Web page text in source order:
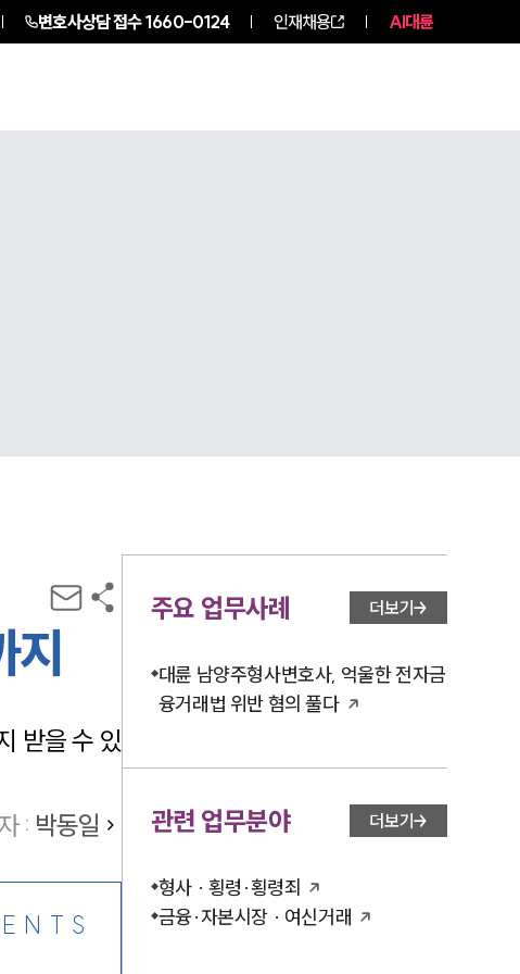
변호사상담 접수1660-0124 인재채용 AI대륜
받을 수 있
: 박동일
주요 업무사례 더보기
대륜 남양주형사변호사, 억울한 전자금
융거래법 위반 혐의 풀다
관련 업무분야 더보기
형사 · 횡령·횡령죄
금융·자본시장 · 여신거래